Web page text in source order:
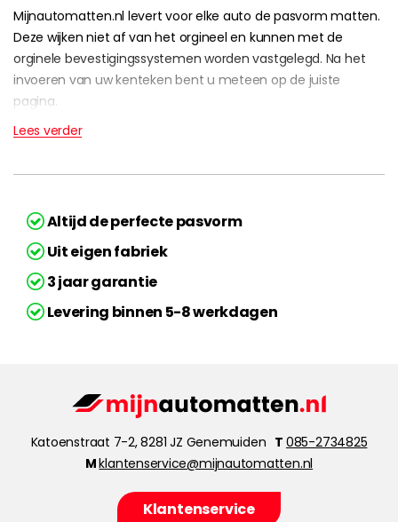
Mijnautomatten.nl levert voor elke auto de pasvorm matten.
Deze wijken niet af van het orgineel en kunnen met de
orginele bevestigingssystemen worden vastgelegd. Na het
invoeren van uw kenteken bent u meteen op de juiste
pagina.
Lees verder
Altijd de perfecte pasvorm
Uit eigen fabriek
3 jaar garantie
Levering binnen 5-8 werkdagen
Katoenstraat 7-2, 8281 JZ Genemuiden T 085-2734825
Mklantenservice@mijnautomatten.nl
Klantenservice